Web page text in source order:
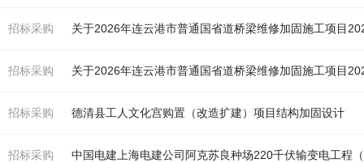
招标采购 关于2026年连云港市普通国省道桥梁维修加固施工项目
招标采购 关于2026年连云港市普通国省道桥梁维修加固施工项目
招标采购 德清县工人文化宫购置（改造扩建）项目结构加固设计
招标采购